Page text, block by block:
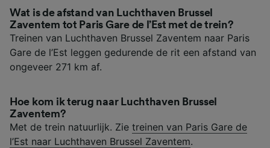
Wat is de afstand van Luchthaven Brussel
Zaventem tot Paris Gare de l’Est met de trein?
Treinen van Luchthaven Brussel Zaventem naar Paris
Gare de l’Est leggen gedurende de rit een afstand van
ongeveer 271 km af.
Hoe kom ik terug naar Luchthaven Brussel
Zaventem?
Met de trein natuurlijk. Zie treinen van Paris Gare de
l’Est naar Luchthaven Brussel Zaventem.